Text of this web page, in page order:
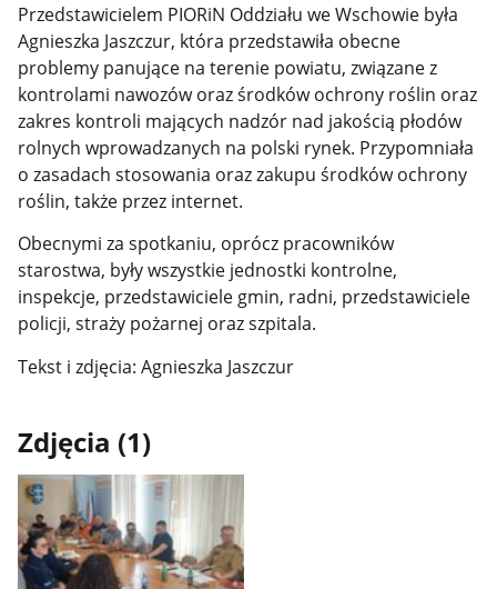
Przedstawicielem PIORiN Oddziału we Wschowie była
Agnieszka Jaszczur, która przedstawiła obecne
problemy panujące na terenie powiatu, związane z
kontrolami nawozów oraz środków ochrony roślin oraz
zakres kontroli mających nadzór nad jakością płodów
rolnych wprowadzanych na polski rynek. Przypomniała
o zasadach stosowania oraz zakupu środków ochrony
roślin, także przez internet.
Obecnymi za spotkaniu, oprócz pracowników
starostwa, były wszystkie jednostki kontrolne,
inspekcje, przedstawiciele gmin, radni, przedstawiciele
policji, straży pożarnej oraz szpitala.
Tekst i zdjęcia: Agnieszka Jaszczur
Zdjęcia (1)